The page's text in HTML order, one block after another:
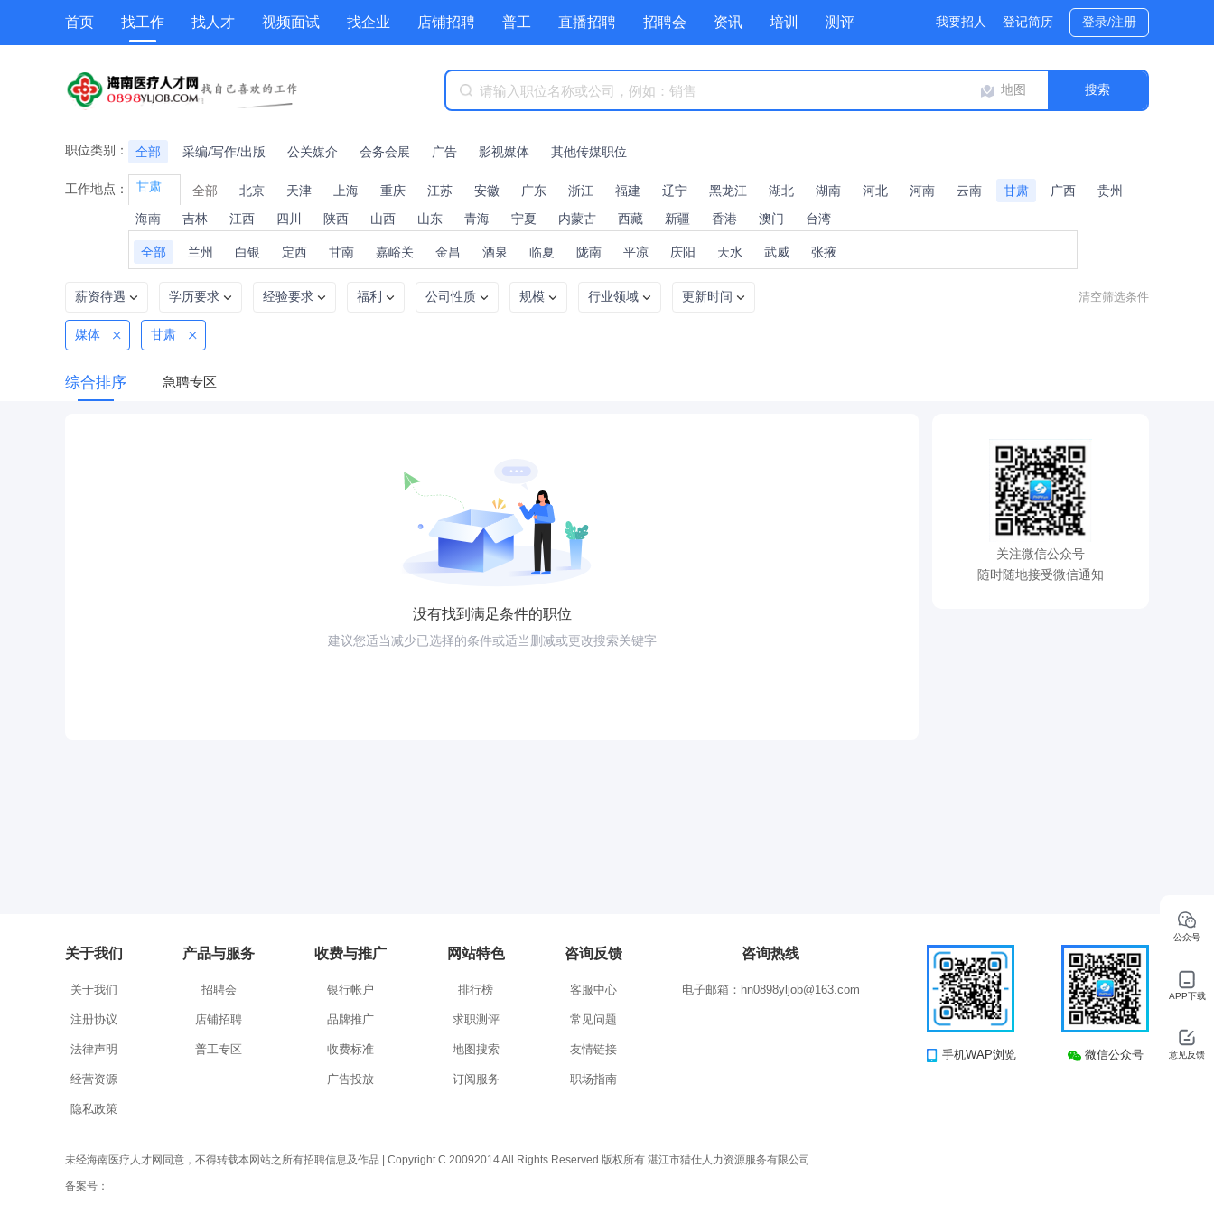
首页 找工作 找人才 视频面试 找企业 店铺招聘 普工 直播招聘 招聘会 资讯 培训 测评
商城 附近职位 工具箱 赏金招聘
我要招人 登记简历 登录/注册
地图
职位类别： 全部 采编/写作/出版 公关媒介 会务会展 广告 影视媒体 其他传媒职位
工作地点： 甘肃 全部 北京 天津 上海 重庆 江苏 安徽 广东 浙江 福建 辽宁 黑龙江 湖北 湖南 河北 河南 云南 甘肃 广西
贵州
海南
吉林 江西 四川 陕西 山西 山东 青海 宁夏 内蒙古 西藏 新疆 香港 澳门 台湾
全部 兰州 白银 定西 甘南 嘉峪关 金昌 酒泉 临夏 陇南 平凉 庆阳 天水 武威 张掖
薪资待遇 学历要求 经验要求 福利 公司性质 规模 行业领域 更新时间
媒体 甘肃
清空筛选条件
综合排序 急聘专区
没有找到满足条件的职位
建议您适当减少已选择的条件或适当删减或更改搜索关键字
关注微信公众号
随时随地接受微信通知
关于我们
关于我们
注册协议
法律声明
经营资源
隐私政策
产品与服务
招聘会
店铺招聘
普工专区
收费与推广
银行帐户
品牌推广
收费标准
广告投放
网站特色
排行榜
求职测评
地图搜索
订阅服务
咨询反馈
客服中心
常见问题
友情链接
职场指南
咨询热线
电子邮箱：hn0898yljob@163.com
手机WAP浏览 微信公众号
未经海南医疗人才网同意，不得转载本网站之所有招聘信息及作品 | Copyright C 20092014 All Rights Reserved 版权所有 湛江市猎仕人力资源服务有限公司
备案号：
公众号
APP下载
意见反馈